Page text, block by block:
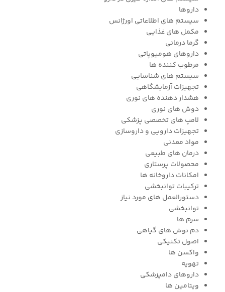
داروها
سیستم های اطلاعاتی اورژانس
مکمل های غذایی
گرما درمانی
داروهای هومیوپاتی
مرطوب کننده ها
سیستم های شناسایی
تجهیزات آزمایشگاهی
هشدار دهنده های نوری
دوش های نوری
لامپ های تخصصی پزشکی
تجهیزات دارویی و داروسازی
مواد معدنی
درمان های طبیعی
محصولات پرستاری
امکانات داروخانه ها
ترکیبات توانبخشی
دستورالعمل های مورد نیاز
توانبخشی
سرم ها
دم نوش های گیاهی
اصول تکنیکی
واکسن ها
تهویه
داروهای دامپزشکی
ویتامین ها